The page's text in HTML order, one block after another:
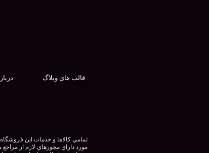
قالب های وبلاگ
تمامي كالاها و خدمات اين
مورد داراي مجوزهاي لازم از مراجع